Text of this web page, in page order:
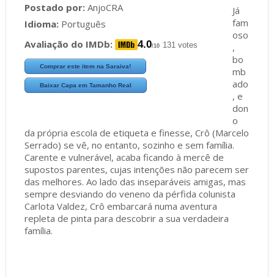
Postado por:AnjoCRA
Idioma:Português
Avaliação do IMDb:
4.0/10 131 votes
Comprar este item na Saraiva!
Baixar Capa em Tamanho Real
Já
fam
oso
,
bo
mb
ado
, e
don
o
da própria escola de etiqueta e finesse, Crô (Marcelo
Serrado) se vê, no entanto, sozinho e sem família.
Carente e vulnerável, acaba ficando à mercê de
supostos parentes, cujas intenções não parecem ser
das melhores. Ao lado das inseparáveis amigas, mas
sempre desviando do veneno da pérfida colunista
Carlota Valdez, Crô embarcará numa aventura
repleta de pinta para descobrir a sua verdadeira
família.